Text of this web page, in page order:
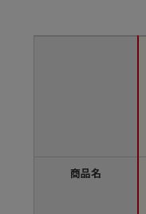
商品名